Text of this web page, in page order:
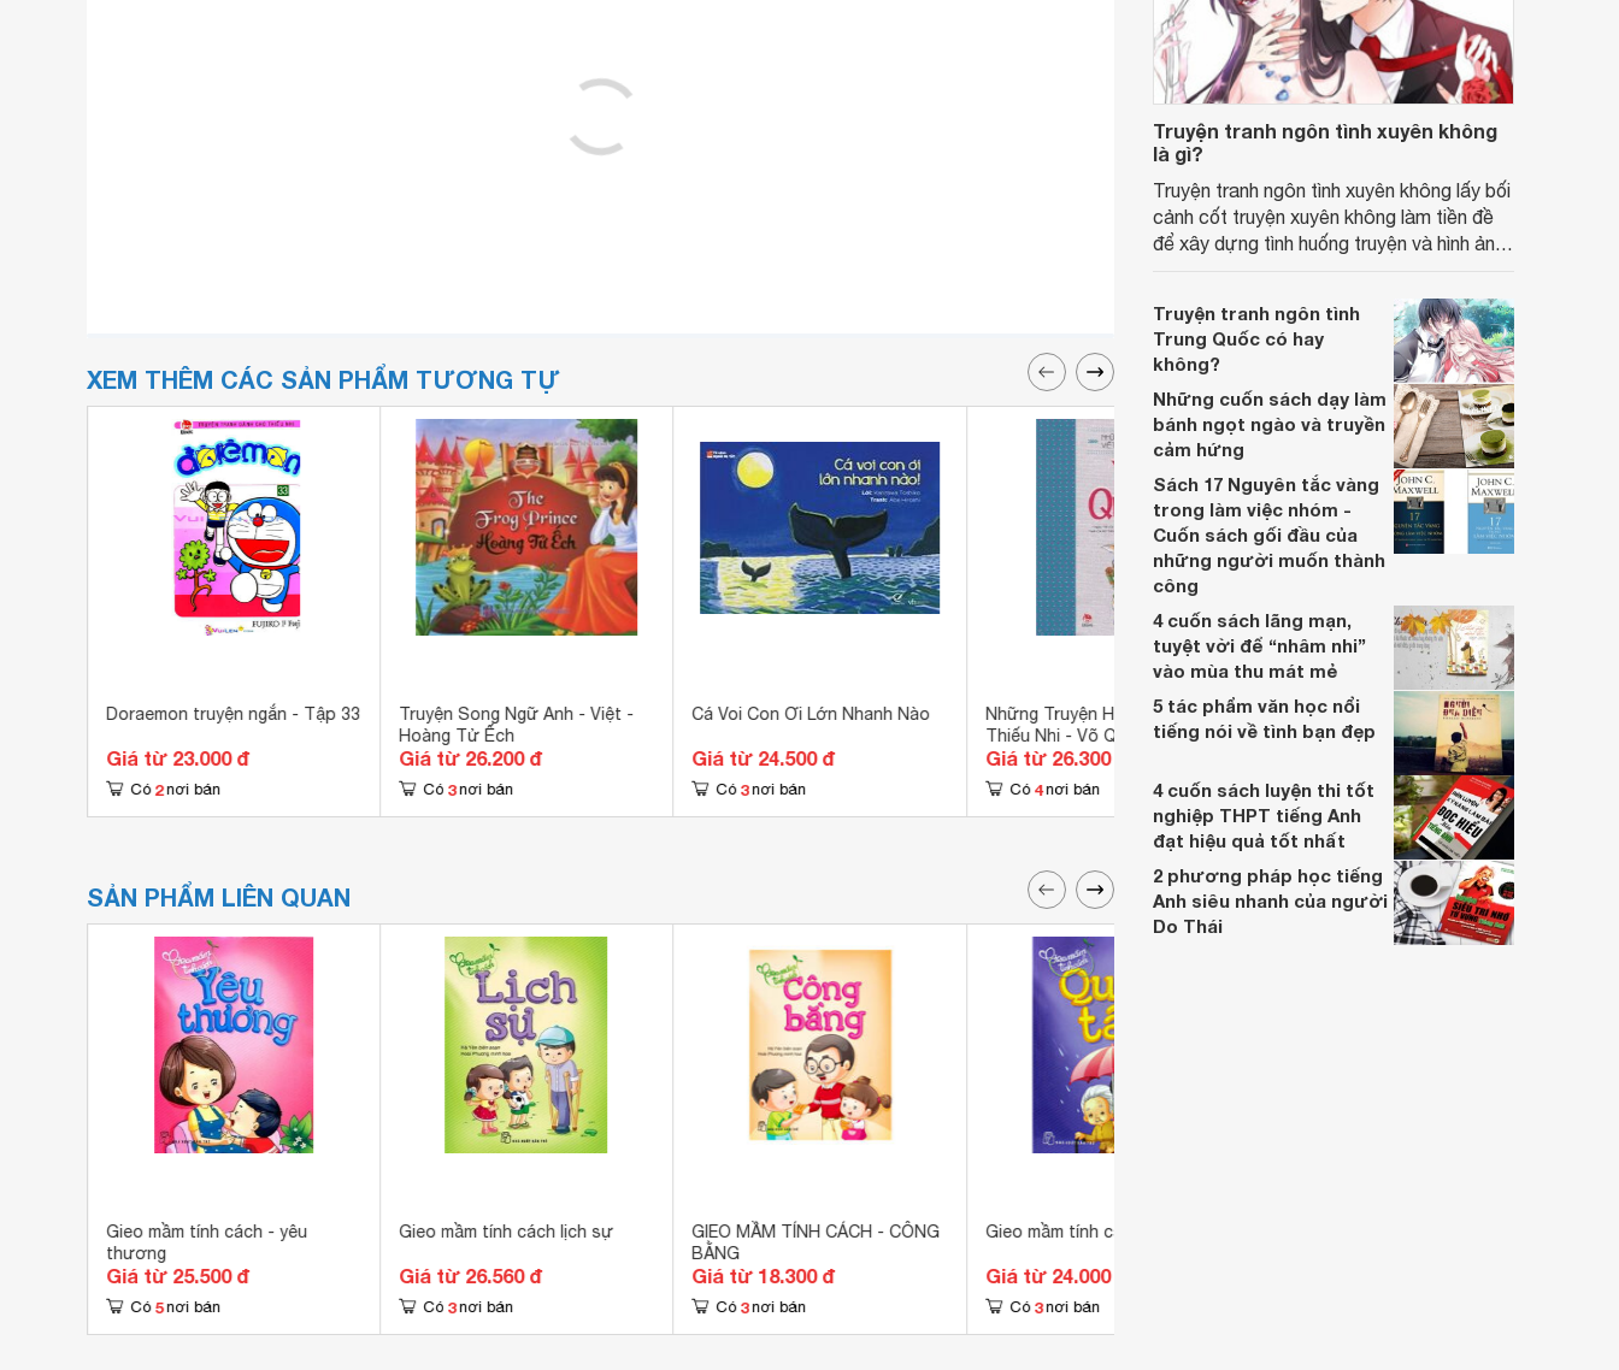
XEM THÊM CÁC SẢN PHẨM TƯƠNG TỰ
Doraemon truyện ngắn - Tập 33
Giá từ 23.000 đ
Có 2 nơi bán
Truyện Song Ngữ Anh - Việt -
Hoàng Tử Ếch
Giá từ 26.200 đ
Có 3 nơi bán
Cá Voi Con Ơi Lớn Nhanh Nào
Giá từ 24.500 đ
Có 3 nơi bán
Những Truyện Hay Viết Cho
Thiếu Nhi - Võ Quảng
Giá từ 26.300 đ
Có 4 nơi bán
Chiến công đầu tiên của bé Mi
Giá từ 25.650 đ
Có 4 nơi bán
SẢN PHẨM LIÊN QUAN
Gieo mầm tính cách - yêu
thương
Giá từ 25.500 đ
Có 5 nơi bán
Gieo mầm tính cách lịch sự
Giá từ 26.560 đ
Có 3 nơi bán
GIEO MẦM TÍNH CÁCH - CÔNG
BẰNG
Giá từ 18.300 đ
Có 3 nơi bán
Gieo mầm tính cách - Quan tâm
Giá từ 24.000 đ
Có 3 nơi bán
Truyện tranh ngôn tình xuyên không
là gì?
Truyện tranh ngôn tình xuyên không lấy bối
cảnh cốt truyện xuyên không làm tiền đề
để xây dựng tình huống truyện và hình ảnh
Truyện tranh ngôn tình
Trung Quốc có hay
không?
Những cuốn sách dạy làm
bánh ngọt ngào và truyền
cảm hứng
Sách 17 Nguyên tắc vàng
trong làm việc nhóm -
Cuốn sách gối đầu của
những người muốn thành
công
4 cuốn sách lãng mạn,
tuyệt vời để “nhâm nhi”
vào mùa thu mát mẻ
5 tác phẩm văn học nổi
tiếng nói về tình bạn đẹp
4 cuốn sách luyện thi tốt
nghiệp THPT tiếng Anh
đạt hiệu quả tốt nhất
2 phương pháp học tiếng
Anh siêu nhanh của người
Do Thái